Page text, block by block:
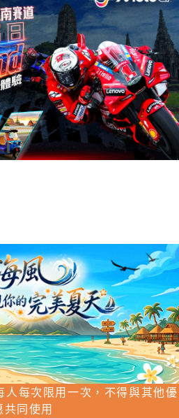
每次限用一次，不得與其他優
共同使用